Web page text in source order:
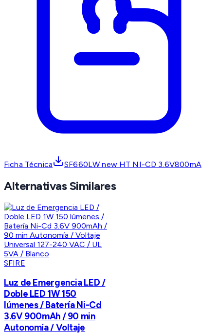
Ficha Técnica SF660LW new HT NI-CD 3.6V800mA
Alternativas Similares
SFIRE
Luz de Emergencia LED /
Doble LED 1W 150
lúmenes / Batería Ni-Cd
3.6V 900mAh / 90 min
Autonomía / Voltaje